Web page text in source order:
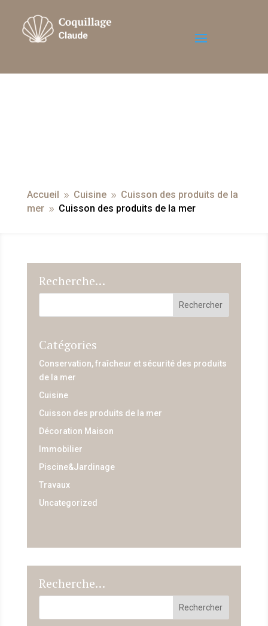
Accueil 9 Cuisine 9 Cuisson des produits de la
mer 9 Cuisson des produits de la mer
Recherche…
Catégories
Conservation, fraîcheur et sécurité des produits
de la mer
Cuisine
Cuisson des produits de la mer
Décoration Maison
Immobilier
Piscine&Jardinage
Travaux
Uncategorized
Recherche…